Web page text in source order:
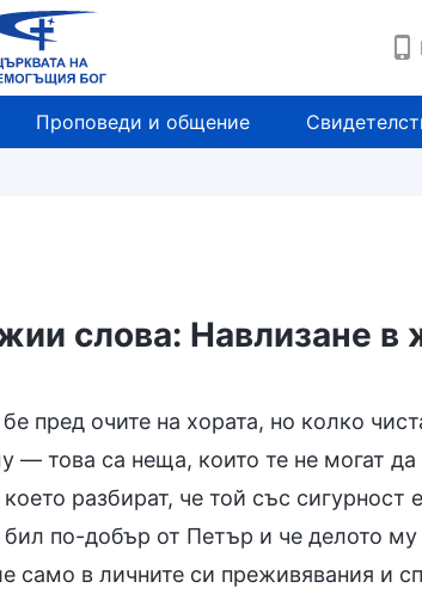
Проповеди и общение
слова: Навлизане в
пред очите на хората, но колко
това са неща, които те не могат да
разбират, че той със
по-добър от Петър и че делото
само в личните си преживявания и